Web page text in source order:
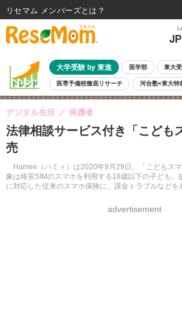
JP
大学受験 by 東進 医学部 東大
医専予備校徹底リサーチ 河合塾×東大特
親子で考える大学選び 高校受験 中学受験 小
共通テスト 夏休み
8月開催イベント・WS 全国公立高校 過去問 人気
自由研究教材（小学生向け）
法律相談サービス付き「こども
売
Hamee（ハミィ）は2020年9月29日、「こどもス
象は格安SIMのスマホを利用する18歳以下の子ども。
に対応した従来のスマホ保険に、課金トラブルなどを
デジタル生活 保護者
advertisement
リセマム メンバーズ